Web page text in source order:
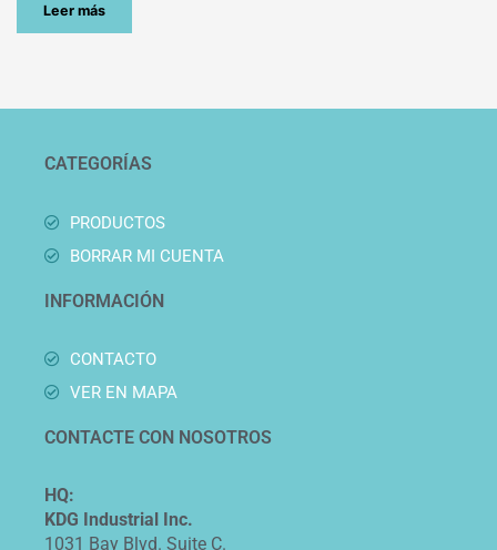
Leer más
CATEGORÍAS
PRODUCTOS
BORRAR MI CUENTA
INFORMACIÓN
CONTACTO
VER EN MAPA
CONTACTE CON NOSOTROS
HQ:
KDG Industrial Inc.
1031 Bay Blvd. Suite C.